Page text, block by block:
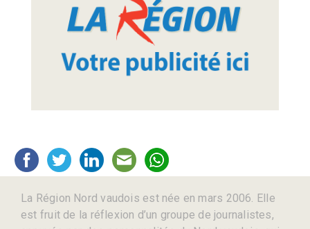
La Région Nord vaudois est née en mars 2006. Elle
est fruit de la réflexion d’un groupe de journalistes,